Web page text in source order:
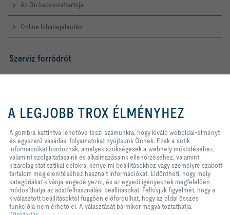
Az Ön kapcsolattartója
Online hibabejelentés
Szerviz forródrót
Telefon +36 1 212 1211
Kapcsolat
A TROX A KÖZÖSSÉGI MÉDIÁBAN
Kezdőlap Kapcsolat Impresszum
Szállítási és fizetési feltételek
Titoktartás
Jogi nyilatkozat 2026 © TROX AUSTRIA + CEE GmbH
számunkra, hogy kiváló weboldal-
élményt és egyszerű vásárlási
Ezek a sütik információkat
hordoznak, amelyek szükségesek a
webhely működéséhez, valamint
szolgáltatásaink és alkalmazásaink
ellenőrzéséhez, valamint kizárólag
statisztikai célokra, kényelmi
beállításokhoz vagy személyre
szabott tartalom megjelenítéséhez
használt információkat. Eldöntheti,
hogy mely kategóriákat kívánja
A LEGJOBB TROX ÉLMÉNYHEZ
A gombra kattintva lehetővé teszi számunkra, hogy kiváló weboldal-élményt
és egyszerű vásárlási folyamatokat nyújtsunk Önnek. Ezek a sütik
információkat hordoznak, amelyek szükségesek a webhely működéséhez,
valamint szolgáltatásaink és alkalmazásaink ellenőrzéséhez, valamint
kizárólag statisztikai célokra, kényelmi beállításokhoz vagy személyre szabott
tartalom megjelenítéséhez használt információkat. Eldöntheti, hogy mely
kategóriákat kívánja engedélyezni, és az egyedi igényeknek megfelelően
módosíthatja az adatfelhasználási beállításokat. Felhívjuk figyelmét, hogy a
kiválasztott beállításoktól függően előfordulhat, hogy az oldal összes
funkciója nem érhető el. A választását bármikor megváltoztathatja.